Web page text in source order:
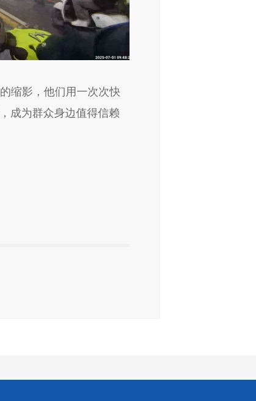
缩影，他们用一次次快
成为群众身边值得信赖